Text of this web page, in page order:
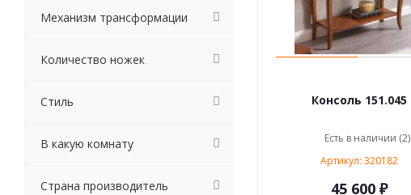
Консоль 151.045
Есть в наличии (2)
Артикул: 320182
45 600 ₽
Механизм трансформации
Количество ножек
Стиль
В какую комнату
Страна производитель